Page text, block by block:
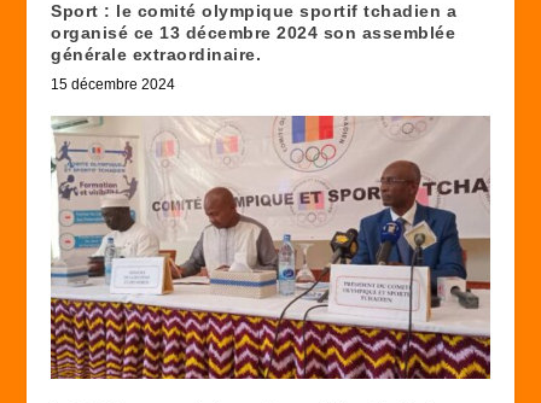
Sport : le comité olympique sportif tchadien a
organisé ce 13 décembre 2024 son assemblée
générale extraordinaire.
15 décembre 2024